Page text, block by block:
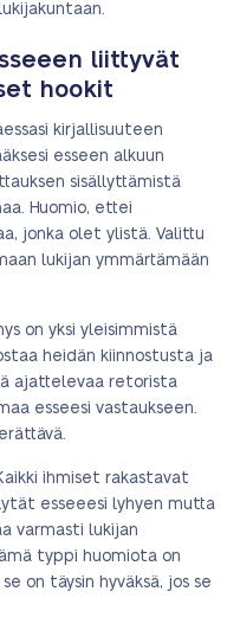
liittyvät
hookit
kirjallisuuteen
esseen alkuun
sisällyttämistä
Huomio, ettei
jonka olet ylistä. Valittu
lukijan ymmärtämään
on yksi yleisimmistä
heidän kiinnostusta ja
ajattelevaa retorista
esseesi vastaukseen.
ihmiset rakastavat
esseeesi lyhyen mutta
varmasti lukijan
typpi huomiota on
on täysin hyväksä, jos se